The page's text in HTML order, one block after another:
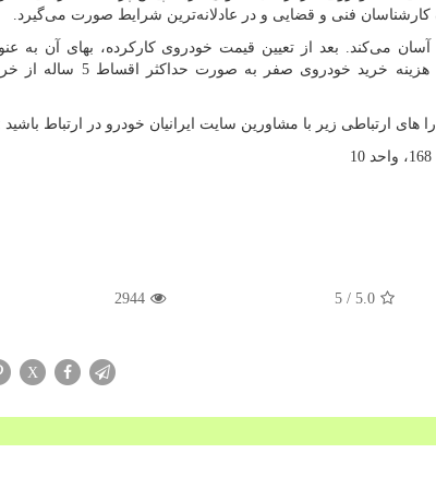
فنی و قضایی و در عادلانه‌ترین شرایط صورت می‌گیرد.
می‌کند. بعد از تعیین قیمت خودروی کارکرده، بهای آن به
پرداخت خرید یک خودروی صفر در نظر گرفته می‌شود و الباقی هزینه خرید
ارتباطی زیر با مشاورین سایت ایرانیان خودرو در ارتباط باشید
5.0
/ 5
2944
X